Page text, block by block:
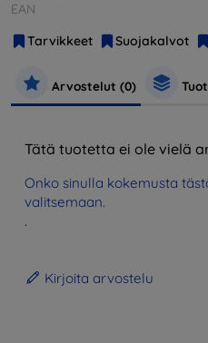
EAN
Tarvikkeet
Suojakalvot
Arvostelut (0)
Tätä tuotetta ei ole vielä
Onko sinulla kokemusta
valitsemaan.
.
Kirjoita arvostelu